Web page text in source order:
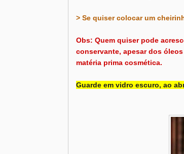
> Se quiser colocar um
Obs: Quem quiser pode
conservante, apesar dos
matéria prima cosmética.
Guarde em vidro escuro, ao